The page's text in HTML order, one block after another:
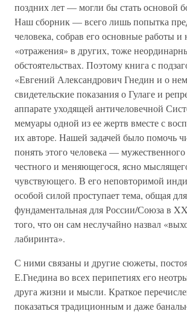
поздних лет — могли бы стать основой
Наш сборник — всего лишь попытка
человека, собрав его основные работы и
«отражения» в других, тоже
обстоятельствах. Поэтому книга с
«Евгений Александрович Гнедин и о
свидетельские показания о Гулаге и
аппарате уходящей античеловечной
мемуары одной из ее жертв вместе с
их авторе. Нашей задачей было помочь
понять этого человека — мужественного
честного и меняющегося, ясно
чувствующего. В его неповторимой
особой силой проступает тема, общая
фундаментальная для России/Союза в
того, что он сам неслучайно назвал
лабиринта».
С ними связаны и другие сюжеты,
Е.Гнедина во всех перипетиях его
друга жизни и мысли. Краткое
показаться традиционным и даже